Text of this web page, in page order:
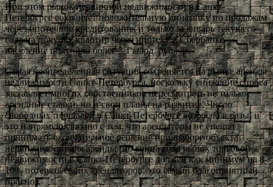
При этом рынок первичной недвижимости в Санкт-
Петербурге сохраняет положительную динамику по продажам
через ипотечное кредитование, и только за январь текущего
года на покупку квартир через ипотеку в Сбербанке
население получило более 3,1 млрд. рублей.
Самая неопределенная ситуация сохраняется на рынке аренды
недвижимости Санкт-Петербурга, поскольку снижение спроса
заставляет многих собственников пересмотреть не только
арендные ставки, но и свои планы на развитие. Число
свободных площадей в Санкт-Петербурге возросло в разы, и
это напрямую связано с тем, что арендаторы не спешат
принимать окончательное решение при выборе объекта
недвижимости для аренды. До конца года рынок торговой
недвижимости в Санкт-Петербурге должен как минимум на 8-
10% потерять своих арендаторов, это самый благоприятный
прогноз.